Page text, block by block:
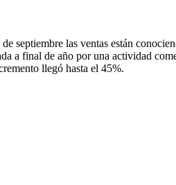
de septiembre las ventas están
a final de año por una actividad
llegó hasta el 45%.